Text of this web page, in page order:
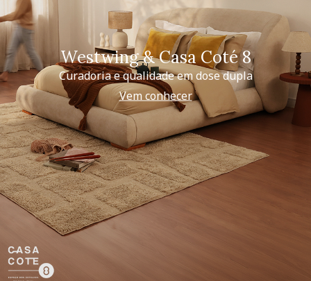
Westwing & Casa Coté 8
Curadoria e qualidade em dose dupla
Vem conhecer